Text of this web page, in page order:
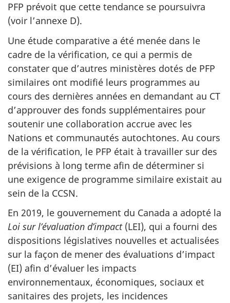
PFP prévoit que cette tendance se poursuivra
(voir l’annexe D).
Une étude comparative a été menée dans le
cadre de la vérification, ce qui a permis de
constater que d’autres ministères dotés de PFP
similaires ont modifié leurs programmes au
cours des dernières années en demandant au CT
d’approuver des fonds supplémentaires pour
soutenir une collaboration accrue avec les
Nations et communautés autochtones. Au cours
de la vérification, le PFP était à travailler sur des
prévisions à long terme afin de déterminer si
une exigence de programme similaire existait au
sein de la CCSN.
En 2019, le gouvernement du Canada a adopté la
Loi sur l’évaluation d’impact(LEI), qui a fourni des
dispositions législatives nouvelles et actualisées
sur la façon de mener des évaluations d’impact
(EI) afin d’évaluer les impacts
environnementaux, économiques, sociaux et
sanitaires des projets, les incidences